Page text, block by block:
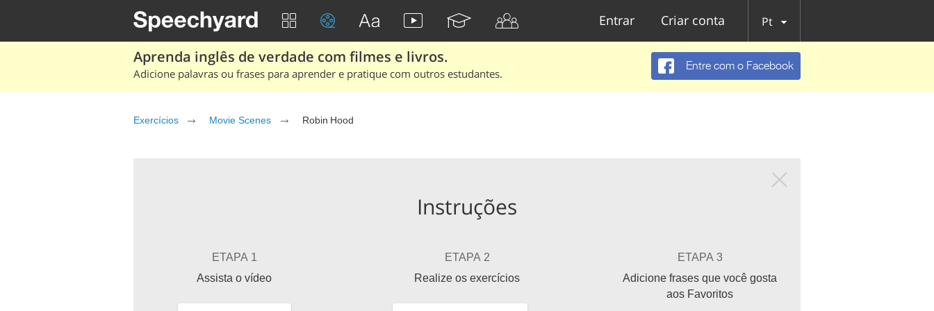
Entrar Criar conta Pt
Aprenda inglês de verdade com filmes e livros.
Adicione palavras ou frases para aprender e pratique com outros estudantes.
Entre com o Facebook
Exercícios Movie Scenes Robin Hood
Instruções
ETAPA 1
Assista o vídeo
ETAPA 2
Realize os exercícios
ETAPA 3
Adicione frases que você gosta
aos Favoritos